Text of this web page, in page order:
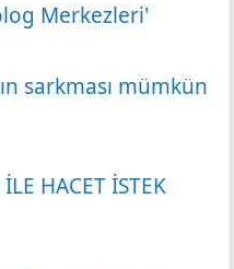
Merkezleri'
sarkması mümkün
HACET İSTEK